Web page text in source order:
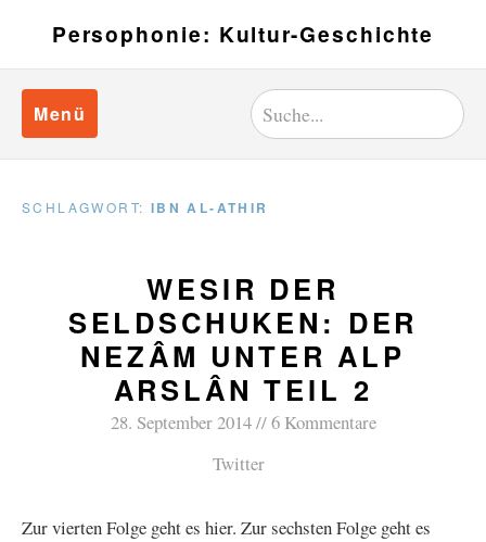
Persophonie: Kultur-Geschichte
Menü
SCHLAGWORT: IBN AL-ATHIR
WESIR DER
SELDSCHUKEN: DER
NEZÂM UNTER ALP
ARSLÂN TEIL 2
28. September 2014
6 Kommentare
Twitter
Zur vierten Folge geht es hier. Zur sechsten Folge geht es